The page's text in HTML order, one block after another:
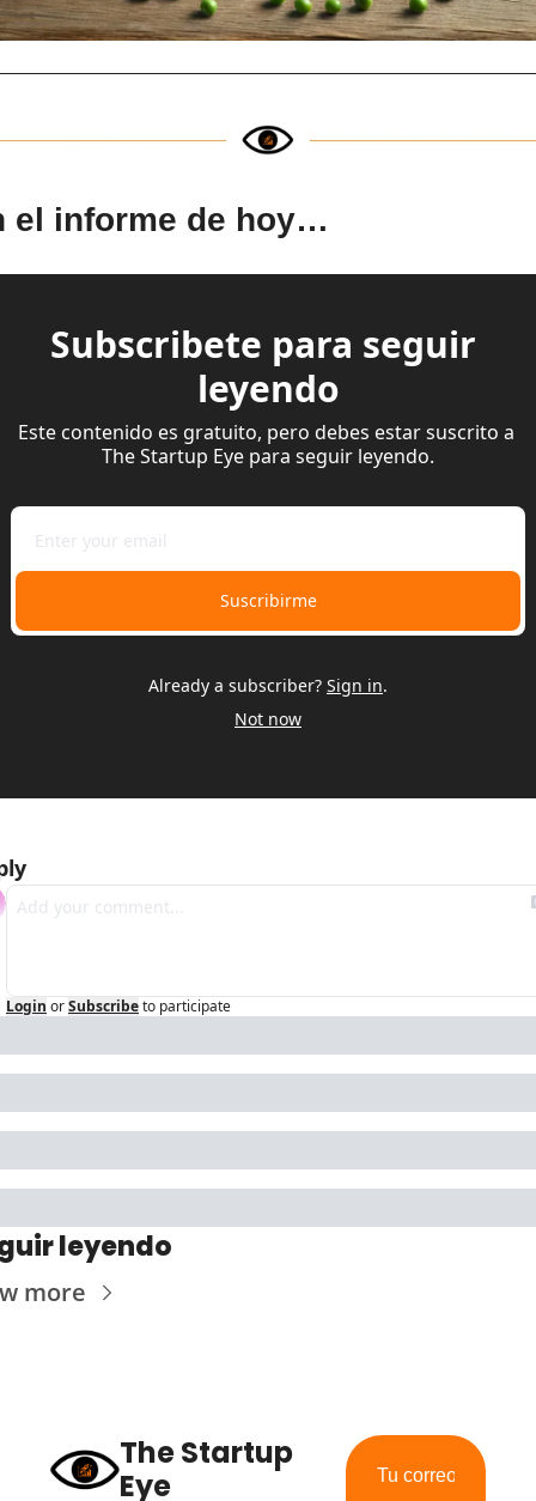
el informe de hoy…
Subscribete para seguir
leyendo
Este contenido es gratuito, pero debes estar suscrito a
The Startup Eye para seguir leyendo.
Suscribirme
Already a subscriber? Sign in.
Not now
Login orSubscribeto participate
leyendo
more
The Startup
Eye